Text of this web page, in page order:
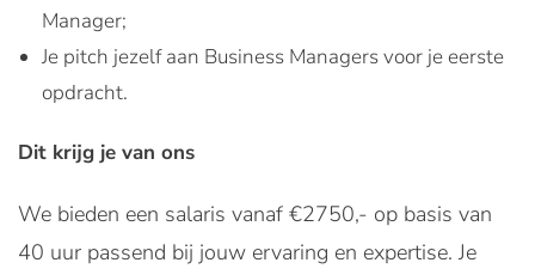
Manager;
Je pitch jezelf aan Business Managers voor je eerste
opdracht.
Dit krijg je van ons
We bieden een salaris vanaf €2750,- op basis van
40 uur passend bij jouw ervaring en expertise. Je